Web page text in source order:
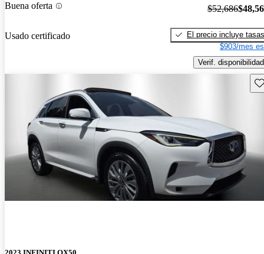
Buena oferta
Usado certificado
$52,686
El precio incluye tasas
$903/mes
Verif. disponibilidad